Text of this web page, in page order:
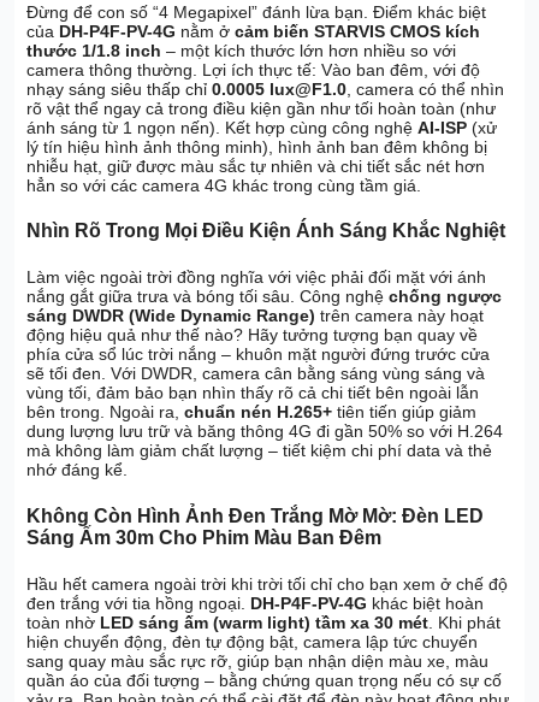
Đừng để con số “4 Megapixel” đánh lừa bạn. Điểm khác biệt
của DH-P4F-PV-4G nằm ởcảm biến STARVIS CMOS kích
thước 1/1.8 inch – một kích thước lớn hơn nhiều so với
camera thông thường. Lợi ích thực tế: Vào ban đêm, với độ
nhạy sáng siêu thấp chỉ0.0005 lux@F1.0 , camera có thể nhìn
rõ vật thể ngay cả trong điều kiện gần như tối hoàn toàn (như
ánh sáng từ 1 ngọn nến). Kết hợp cùng công nghệAI-ISP (xử
lý tín hiệu hình ảnh thông minh), hình ảnh ban đêm không bị
nhiễu hạt, giữ được màu sắc tự nhiên và chi tiết sắc nét hơn
hẳn so với các camera 4G khác trong cùng tầm giá.
Nhìn Rõ Trong Mọi Điều Kiện Ánh Sáng Khắc Nghiệt
Làm việc ngoài trời đồng nghĩa với việc phải đối mặt với ánh
nắng gắt giữa trưa và bóng tối sâu. Công nghệchống ngược
sáng DWDR (Wide Dynamic Range) trên camera này hoạt
động hiệu quả như thế nào? Hãy tưởng tượng bạn quay về
phía cửa sổ lúc trời nắng – khuôn mặt người đứng trước cửa
sẽ tối đen. Với DWDR, camera cân bằng sáng vùng sáng và
vùng tối, đảm bảo bạn nhìn thấy rõ cả chi tiết bên ngoài lẫn
bên trong. Ngoài ra,chuẩn nén H.265+ tiên tiến giúp giảm
dung lượng lưu trữ và băng thông 4G đi gần 50% so với H.264
mà không làm giảm chất lượng – tiết kiệm chi phí data và thẻ
nhớ đáng kể.
Không Còn Hình Ảnh Đen Trắng Mờ Mờ: Đèn LED
Sáng Ấm 30m Cho Phim Màu Ban Đêm
Hầu hết camera ngoài trời khi trời tối chỉ cho bạn xem ở chế độ
đen trắng với tia hồng ngoại. DH-P4F-PV-4G khác biệt hoàn
toàn nhờ LED sáng ấm (warm light) tầm xa 30 mét . Khi phát
hiện chuyển động, đèn tự động bật, camera lập tức chuyển
sang quay màu sắc rực rỡ, giúp bạn nhận diện màu xe, màu
quần áo của đối tượng – bằng chứng quan trọng nếu có sự cố